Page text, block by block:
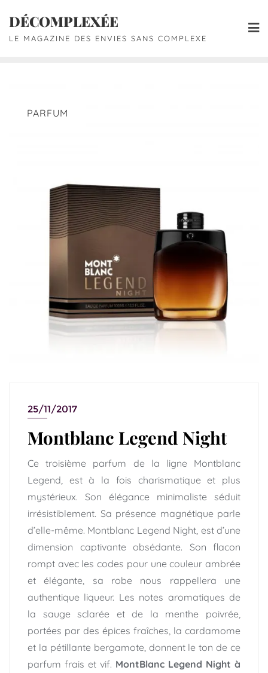
DÉCOMPLEXÉE
LE MAGAZINE DES ENVIES SANS COMPLEXE
PARFUM
25/11/2017
Montblanc Legend Night
Ce troisième parfum de la ligne Montblanc
Legend, est à la fois charismatique et plus
mystérieux. Son élégance minimaliste séduit
irrésistiblement. Sa présence magnétique parle
d’elle-même. Montblanc Legend Night, est d’une
dimension captivante obsédante. Son flacon
rompt avec les codes pour une couleur ambrée
et élégante, sa robe nous rappellera une
authentique liqueur. Les notes aromatiques de
la sauge sclarée et de la menthe poivrée,
portées par des épices fraîches, la cardamome
et la pétillante bergamote, donnent le ton de ce
parfum frais et vif. MontBlanc Legend Night à